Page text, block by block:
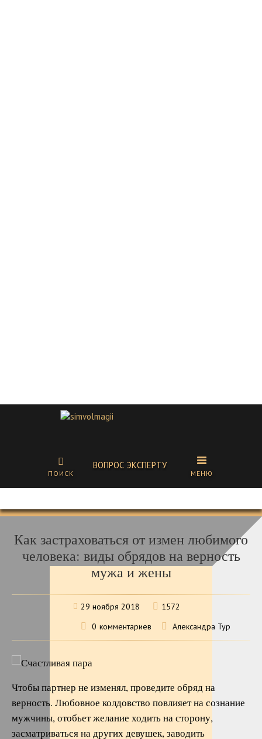
МЕНЮ
ВОПРОС ЭКСПЕРТУ
ПОИСК
Как застраховаться от измен любимого
человека: виды обрядов на верность
мужа и жены
29 ноября 2018
1572
0 комментариев Александра Тур
Чтобы партнер не изменял, проведите обряд на
верность. Любовное колдовство повлияет на сознание
мужчины, отобьет желание ходить на сторону,
засматриваться на других девушек, заводить